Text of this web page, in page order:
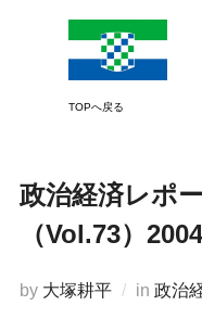
政治経済レポ
（Vol.73）
by 大塚耕平 in 政治